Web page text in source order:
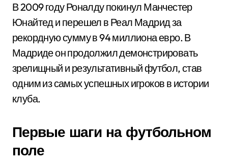
В 2009 году Роналду покинул Манчестер
Юнайтед и перешел в Реал Мадрид за
рекордную сумму в 94 миллиона евро. В
Мадриде он продолжил демонстрировать
зрелищный и результативный футбол, став
одним из самых успешных игроков в истории
клуба.
Первые шаги на футбольном
поле